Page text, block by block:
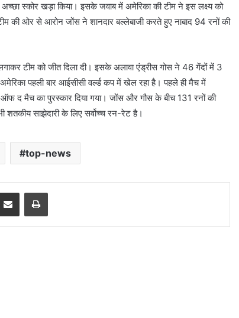
स्कोर खड़ा किया। इसके जवाब में अमेरिका की टीम ने इस लक्ष्य को
ओर से आरोन जोंस ने शानदार बल्लेबाजी करते हुए नाबाद 94 रनों की
टीम को जीत दिला दी। इसके अलावा एंड्रीस गोस ने 46 गेंदों में 3
पहली बार आईसीसी वर्ल्ड कप में खेल रहा है। पहले ही मैच में
द मैच का पुरस्कार दिया गया। जोंस और गौस के बीच 131 रनों की
शतकीय साझेदारी के लिए सर्वोच्च रन-रेट है।
top-news
Share via Email Print